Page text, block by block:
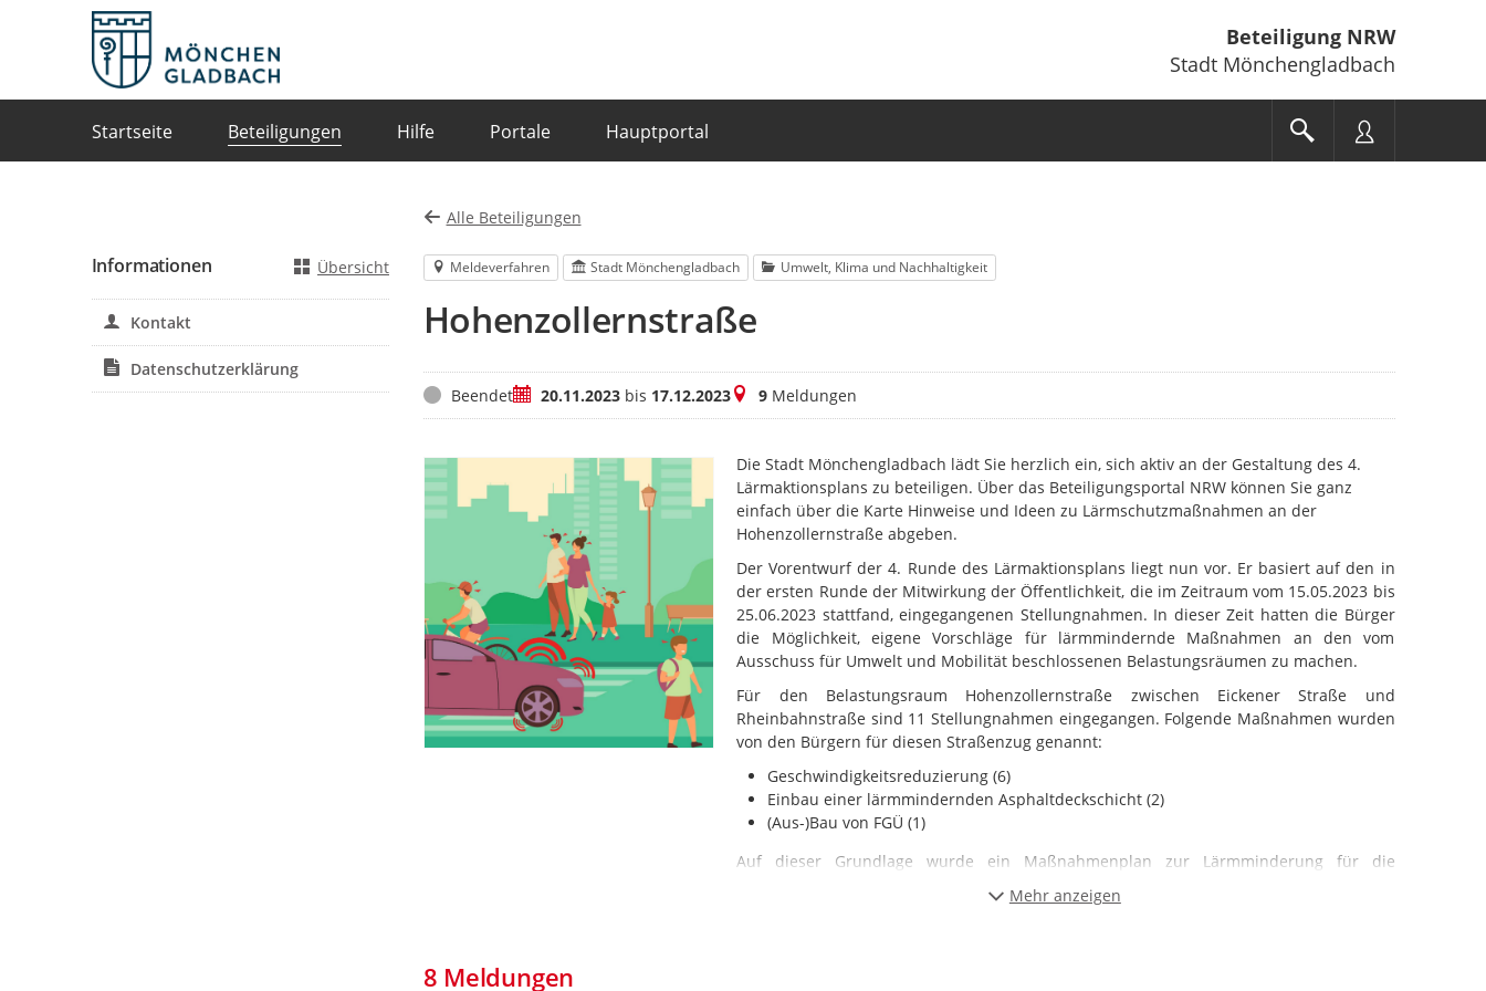
Beteiligung NRW
Stadt Mönchengladbach
Startseite Beteiligungen Hilfe Portale Hauptportal
Alle Beteiligungen
Meldeverfahren Stadt Mönchengladbach Umwelt, Klima und Nachhaltigkeit
Hohenzollernstraße
StatusBeendetZeitraum
20.11.2023bis 17.12.2023Meldungen
9Meldungen
Die Stadt Mönchengladbach lädt Sie herzlich ein, sich aktiv an der Gestaltung des 4.
Lärmaktionsplans zu beteiligen. Über das Beteiligungsportal NRW können Sie ganz
einfach über die Karte Hinweise und Ideen zu Lärmschutzmaßnahmen an der
Hohenzollernstraße abgeben.
Der Vorentwurf der 4. Runde des Lärmaktionsplans liegt nun vor. Er basiert auf den in
der ersten Runde der Mitwirkung der Öffentlichkeit, die im Zeitraum vom 15.05.2023 bis
25.06.2023 stattfand, eingegangenen Stellungnahmen. In dieser Zeit hatten die Bürger
die Möglichkeit, eigene Vorschläge für lärmmindernde Maßnahmen an den vom
Ausschuss für Umwelt und Mobilität beschlossenen Belastungsräumen zu machen.
Für den Belastungsraum Hohenzollernstraße zwischen Eickener Straße und
Rheinbahnstraße sind 11 Stellungnahmen eingegangen. Folgende Maßnahmen wurden
von den Bürgern für diesen Straßenzug genannt:
Geschwindigkeitsreduzierung (6)
Einbau einer lärmmindernden Asphaltdeckschicht (2)
(Aus-)Bau von FGÜ (1)
Auf dieser Grundlage wurde ein Maßnahmenplan zur Lärmminderung für die
Hohenzollernstraße erstellt. In der folgenden Karte sind die Maßnahmen grafisch
Mehr anzeigen
8 Meldungen
Informationen Übersicht
Kontakt
Datenschutzerklärung